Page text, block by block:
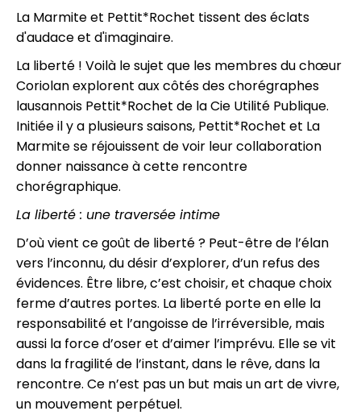
La Marmite et Pettit*Rochet tissent des éclats
d'audace et d'imaginaire.
La liberté ! Voilà le sujet que les membres du chœur
Coriolan explorent aux côtés des chorégraphes
lausannois Pettit*Rochet de la Cie Utilité Publique.
Initiée il y a plusieurs saisons, Pettit*Rochet et La
Marmite se réjouissent de voir leur collaboration
donner naissance à cette rencontre
chorégraphique.
La liberté : une traversée intime
D’où vient ce goût de liberté ? Peut-être de l’élan
vers l’inconnu, du désir d’explorer, d’un refus des
évidences. Être libre, c’est choisir, et chaque choix
ferme d’autres portes. La liberté porte en elle la
responsabilité et l’angoisse de l’irréversible, mais
aussi la force d’oser et d’aimer l’imprévu. Elle se vit
dans la fragilité de l’instant, dans le rêve, dans la
rencontre. Ce n’est pas un but mais un art de vivre,
un mouvement perpétuel.